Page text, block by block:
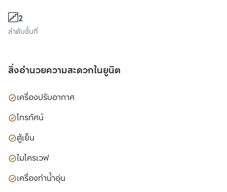
2
ลำดับชั้นที่
สิ่งอำนวยความสะดวกในยูนิต
เครื่องปรับอากาศ
โทรทัศน์
ตู้เย็น
ไมโครเวฟ
เครื่องทำน้ำอุ่น